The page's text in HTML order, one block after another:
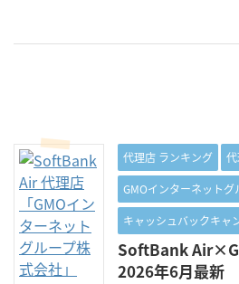
代理店 ランキング
GMOインターネットグ
キャッシュバックキャ
SoftBank
2026年6月最新